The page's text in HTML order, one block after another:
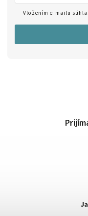
Vložením e-mailu